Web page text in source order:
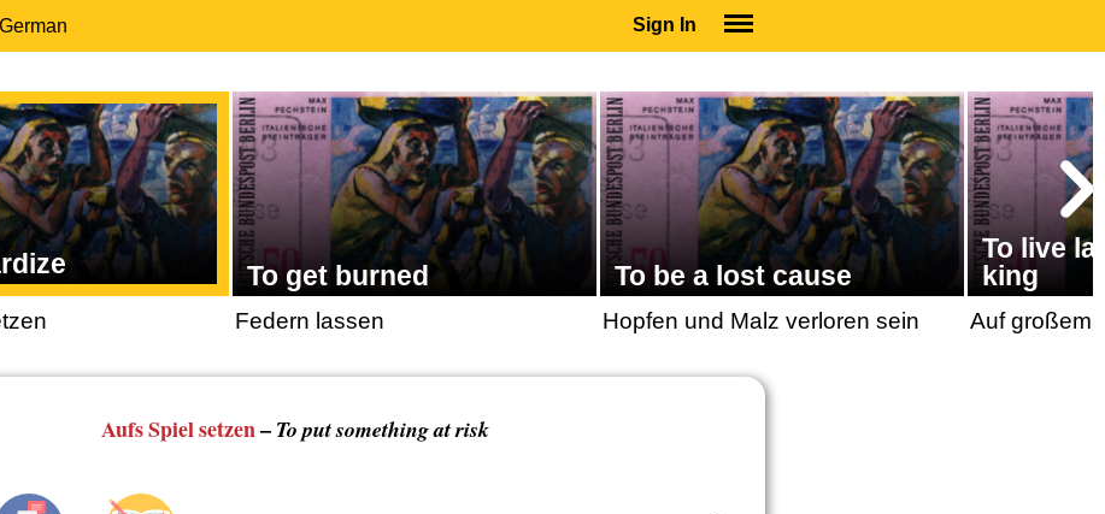
Sign In
SUBSCRIBE
EDUCATIONAL LICENSES
GIFT CARDS
OTHER LANGUAGES
ABOUT US
ALEXA
ADJUST COLORS
To get burned
Federn lassen
To be a lost cause
Hopfen und Malz verloren sein
To live
king
Auf großem
Aufs Spiel setzen– To put something at risk